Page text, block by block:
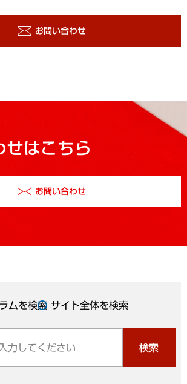
お問い合わせ
せはこちら
お問い合わせ
ムを検索 サイト全体を検索
検索